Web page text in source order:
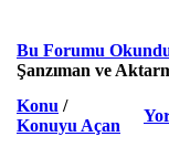
Bu Forumu
Şanzıman ve
Konu /
Konuyu Açan